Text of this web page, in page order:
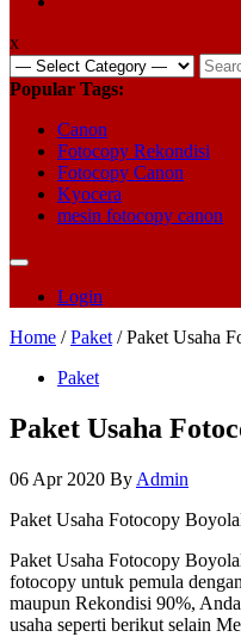
x
for:
Popular Tags:
Canon
Fotocopy Rekondisi
Fotocopy Canon
Kyocera
mesin fotocopy canon
Login
Home /Paket / Paket Usaha
Paket
Paket Usaha
06 Apr 2020 By Admin
Paket Usaha Fotocopy
Paket Usaha Fotocopy
fotocopy untuk pemula
maupun Rekondisi 90%,
usaha seperti berikut selain